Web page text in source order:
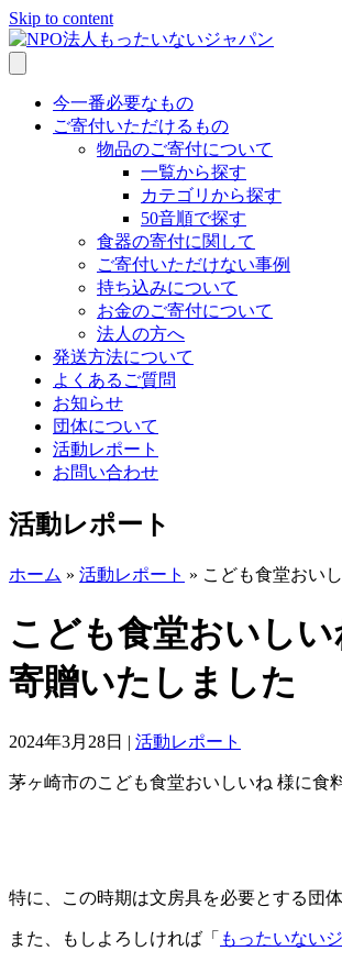
Skip to content
今一番必要なもの
ご寄付いただけるもの
物品のご寄付について
一覧から探す
カテゴリから探す
50音順で探す
食器の寄付に関して
ご寄付いただけない事例
持ち込みについて
お金のご寄付について
法人の方へ
発送方法について
よくあるご質問
お知らせ
団体について
活動レポート
お問い合わせ
活動レポート
ホーム » 活動レポート » こども食堂おい
こども食堂おいし
寄贈いたしました
2024年3月28日 | 活動レポート
茅ヶ崎市のこども食堂おいしいね 様に食
特に、この時期は文房具を必要とする団
また、もしよろしければ「 もったいない